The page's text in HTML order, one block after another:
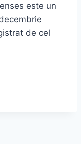
este un
de cel